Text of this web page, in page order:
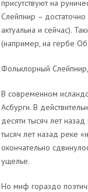
присутствуют на
Слейпнир –
актуальна и сейчас).
(например, на гербе
Фольклорный
В современном
Асбурги. В
десяти тысяч лет
тысяч лет назад реке
окончательно
ущелье.
Но миф гораздо